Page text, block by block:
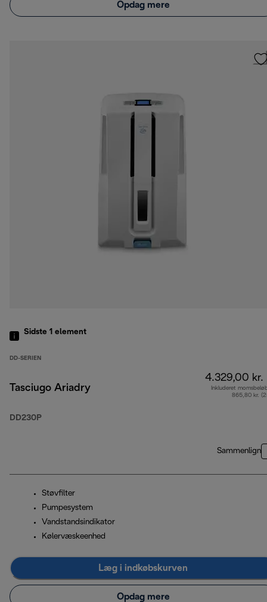
Opdag mere
Sidste 1 element
DD-SERIEN
Tasciugo Ariadry
DD230P
4.329,00 kr.
Inkluderet
865,80 kr.
Sammenlign
Støvfilter
Pumpesystem
Vandstandsindikator
Kølervæskeenhed
Læg i indkøbskurven
Opdag mere